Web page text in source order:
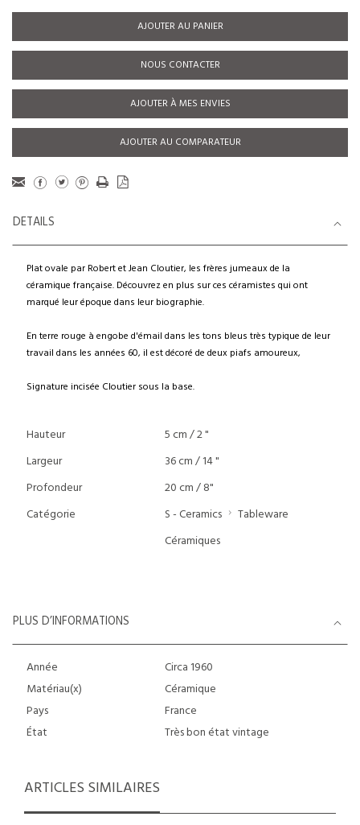
AJOUTER AU PANIER
NOUS CONTACTER
AJOUTER À MES ENVIES
AJOUTER AU COMPARATEUR
DETAILS
Plat ovale par Robert et Jean Cloutier, les frères jumeaux de la
céramique française. Découvrez en plus sur ces céramistes qui ont
marqué leur époque dans leur biographie.
En terre rouge à engobe d'émail dans les tons bleus très typique de leur
travail dans les années 60, il est décoré de deux piafs amoureux,
Signature incisée Cloutier sous la base.
Hauteur
5 cm / 2 "
Largeur
36 cm / 14 "
Profondeur
20 cm / 8"
Catégorie
S - Ceramics
Tableware
Céramiques
PLUS D’INFORMATIONS
Année
Circa 1960
Matériau(x)
Céramique
Pays
France
État
Très bon état vintage
ARTICLES SIMILAIRES